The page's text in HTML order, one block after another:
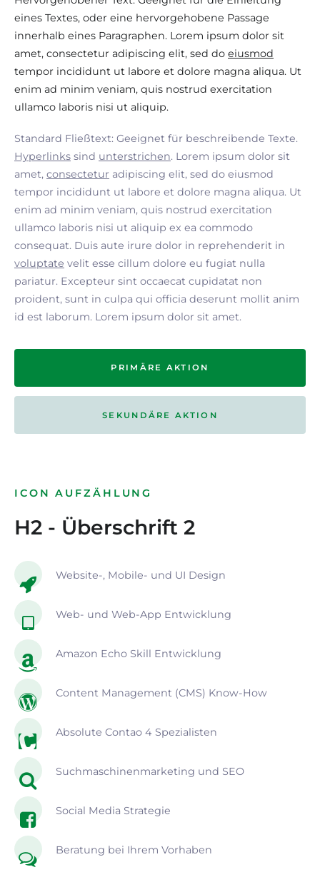
eines Textes, oder eine hervorgehobene Passage
innerhalb eines Paragraphen. Lorem ipsum dolor sit
amet, consectetur adipiscing elit, sed do eiusmod
tempor incididunt ut labore et dolore magna aliqua. Ut
enim ad minim veniam, quis nostrud exercitation
ullamco laboris nisi ut aliquip.
Standard Fließtext: Geeignet für beschreibende Texte.
Hyperlinks sind unterstrichen. Lorem ipsum dolor sit
amet, consectetur adipiscing elit, sed do eiusmod
tempor incididunt ut labore et dolore magna aliqua. Ut
enim ad minim veniam, quis nostrud exercitation
ullamco laboris nisi ut aliquip ex ea commodo
consequat. Duis aute irure dolor in reprehenderit in
voluptate velit esse cillum dolore eu fugiat nulla
pariatur. Excepteur sint occaecat cupidatat non
proident, sunt in culpa qui officia deserunt mollit anim
id est laborum. Lorem ipsum dolor sit amet.
PRIMÄRE AKTION
SEKUNDÄRE AKTION
ICON AUFZÄHLUNG
H2 - Überschrift 2
Website-, Mobile- und UI Design
Web- und Web-App Entwicklung
Amazon Echo Skill Entwicklung
Content Management (CMS) Know-How
Absolute Contao 4 Spezialisten
Suchmaschinenmarketing und SEO
Social Media Strategie
Beratung bei Ihrem Vorhaben